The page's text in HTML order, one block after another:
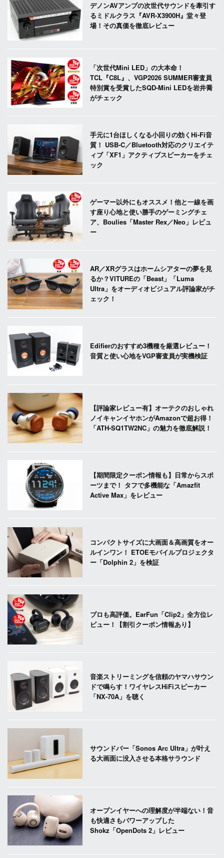
デノンAVアンプの次世代サウンドを牽引す
るミドルクラス『AVR-X3900H』堂々登
場！その真価を徹底レビュー
「次世代Mini LED」の大本命！
TCL『C8L』、VGP2026 SUMMER審査員
特別賞を受賞したSQD-Mini LEDを岩井喬
がチェック
手元に1台ほしくなる小回りの効くHi-Fi音
質！ USB-C／Bluetooth対応のクリエイテ
ィブ「XF1」アクティブスピーカーをチェ
ック
ゲーマー以外にもオススメ！他と一線を画
す座り心地と使い勝手のゲーミングチェ
ア、Boulies「Master Rex／Neo」レビュ
ー
AR／XRグラスはホームシアターの夢を見
るか？VITUREの「Beast」「Luma
Ultra」をオーディオビジュアル評論家がチ
ェック！
Edifierのおすすめ3機種を厳選レビュー！
音質と使い心地をVGP審査員が実機検証
【評論家レビュー有】オーテクのおしゃれ
ノイキャンイヤホンがAmazonで超お得！
「ATH-SQ1TW2NC」の魅力を徹底解説！
【期間限定クーポン情報も】日常からスポ
ーツまで！ タフで多機能な「Amazfit
Active Max」をレビュー
コンパクトサイズに大画面＆高画質をオー
ルインワン！ ETOEモバイルプロジェクタ
ー「Dolphin 2」を検証
プロも高評価。EarFun「Clip2」全方位レ
ビュー！【割引クーポン情報あり】
音楽ストリーミングを信頼のヤマハサウン
ドで鳴らす！ワイヤレスHiFiスピーカー
「NX-70A」を聴く
サウンドバー「Sonos Arc Ultra」が叶え
る大画面に没入させる本格サラウンド
オープンイヤーへの理解度が半端ない！音
も快適さもパワーアップした
Shokz「OpenDots 2」レビュー